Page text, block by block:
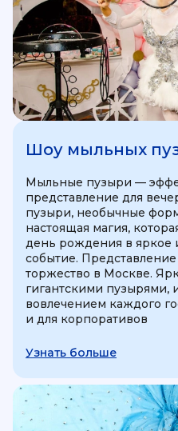
Шоу мыльных
Мыльные пузыри —
представление для
пузыри, необычные
настоящая магия,
день рождения в яркое
событие.
торжество в Москве.
гигантскими пузырями,
вовлечением каждого
и для корпоративов
Узнать больше